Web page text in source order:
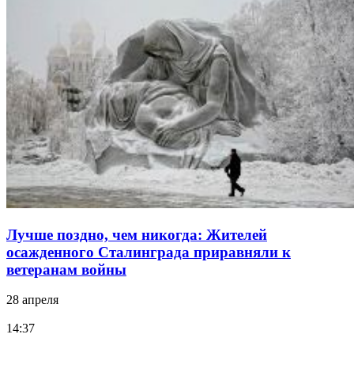
Лучше поздно, чем никогда: Жителей
осажденного Сталинграда приравняли к
ветеранам войны
28 апреля
14:37